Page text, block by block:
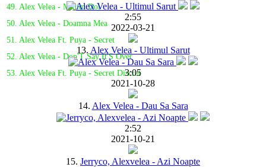
49. Alex Velea - Minim Doi
50. Alex Velea - Doamna Mea
51. Alex Velea Ft. Puya - Secret
52. Alex Velea - Don'T Say It'S Over
53. Alex Velea Ft. Puya - Secret Discret
2:55
2022-03-21
13. Alex Velea - Ultimul Sarut
3:05
2021-10-28
14. Alex Velea - Dau Sa Sara
2:52
2021-10-21
15. Jerryco, Alexvelea - Azi Noapte